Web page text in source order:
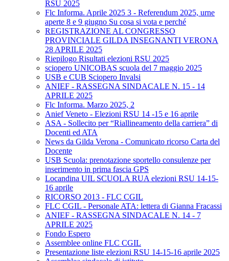
RSU 2025
Flc Informa. Aprile 2025 3 - Referendum 2025, urne
aperte 8 e 9 giugno Su cosa si vota e perché
REGISTRAZIONE AL CONGRESSO
PROVINCIALE GILDA INSEGNANTI VERONA
28 APRILE 2025
Riepilogo Risultati elezioni RSU 2025
sciopero UNICOBAS scuola del 7 maggio 2025
USB e CUB Sciopero Invalsi
ANIEF - RASSEGNA SINDACALE N. 15 - 14
APRILE 2025
Flc Informa. Marzo 2025, 2
Anief Veneto - Elezioni RSU 14 -15 e 16 aprile
ASA - Sollecito per “Riallineamento della carriera” di
Docenti ed ATA
News da Gilda Verona - Comunicato ricorso Carta del
Docente
USB Scuola: prenotazione sportello consulenze per
inserimento in prima fascia GPS
Locandina UIL SCUOLA RUA elezioni RSU 14-15-
16 aprile
RICORSO 2013 - FLC CGIL
FLC CGIL - Personale ATA: lettera di Gianna Fracassi
ANIEF - RASSEGNA SINDACALE N. 14 - 7
APRILE 2025
Fondo Espero
Assemblee online FLC CGIL
Presentazione liste elezioni RSU 14-15-16 aprile 2025